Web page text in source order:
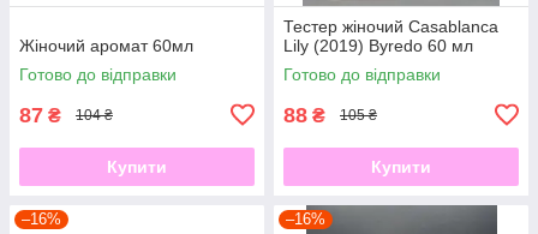
Жіночий аромат 60мл
Готово до відправки
87 ₴ 104 ₴
Купити
Тестер жіночий Casablanca
Lily (2019) Byredo 60 мл
Готово до відправки
88 ₴ 105 ₴
Купити
–16% –16%